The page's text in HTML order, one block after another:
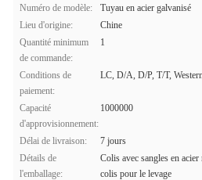
Numéro de modèle:
Tuyau en acier galvanisé
Lieu d'origine:
Chine
Quantité minimum
de commande:
1
Conditions de
paiement:
LC, D/A, D/P, T/T,
Capacité
d'approvisionnement:
1000000
Délai de livraison:
7 jours
Détails de
l'emballage:
Colis avec sangles en
colis pour le levage